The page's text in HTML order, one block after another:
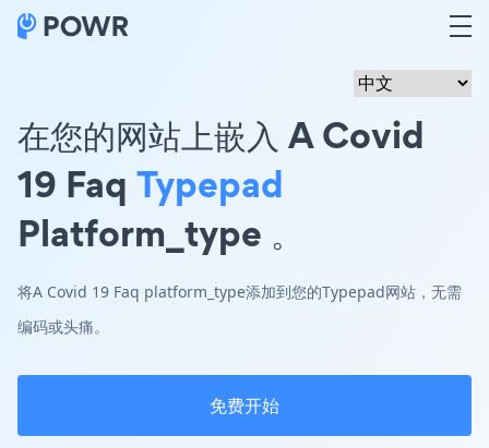
在您的网站上嵌入 A Covid
19 Faq Typepad
Platform_type 。
将A Covid 19 Faq platform_type添加到您的Typepad网站，无需
编码或头痛。
免费开始